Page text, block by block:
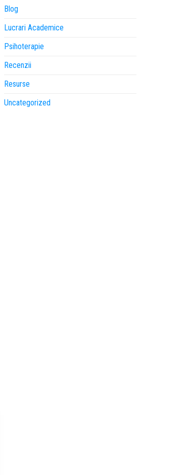
Blog
Lucrari Academice
Psihoterapie
Recenzii
Resurse
Uncategorized